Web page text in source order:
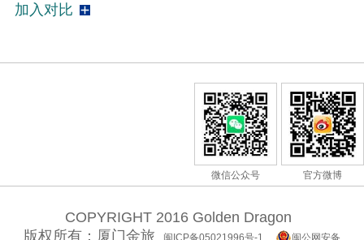
加入对比
微信公众号 官方微博
COPYRIGHT 2016 Golden Dragon
版权所有：厦门金旅
闽ICP备05021996号-1 闽公网安备